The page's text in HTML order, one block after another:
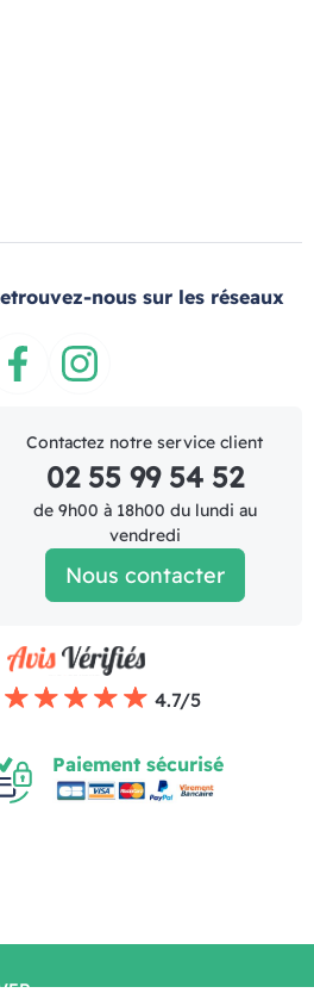
nous sur les réseaux
Contactez notre service client
02 55 99 54 52
de 9h00 à 18h00 du lundi au
vendredi
Nous contacter
4.7/5
Paiement sécurisé